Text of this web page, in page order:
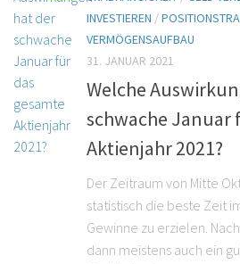
INVESTIEREN /
VERMÖGENSAUFBAU
31. JANUAR 2021
Welche
schwache Januar
Aktienjahr 2021?
Der Zeitraum von Mitte
statistisch die beste Zeit
Gewinne zu erzielen.
dann meistens auch ein